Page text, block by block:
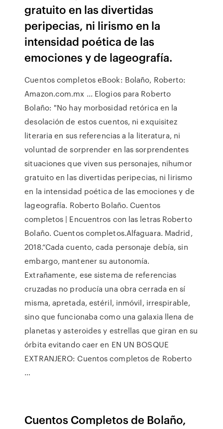
gratuito en las divertidas
peripecias, ni lirismo en la
intensidad poética de las
emociones y de lageografía.
Cuentos completos eBook: Bolaño, Roberto:
Amazon.com.mx ... Elogios para Roberto
Bolaño: "No hay morbosidad retórica en la
desolación de estos cuentos, ni exquisitez
literaria en sus referencias a la literatura, ni
voluntad de sorprender en las sorprendentes
situaciones que viven sus personajes, nihumor
gratuito en las divertidas peripecias, ni lirismo
en la intensidad poética de las emociones y de
lageografía. Roberto Bolaño. Cuentos
completos | Encuentros con las letras Roberto
Bolaño. Cuentos completos.Alfaguara. Madrid,
2018.“Cada cuento, cada personaje debía, sin
embargo, mantener su autonomía.
Extrañamente, ese sistema de referencias
cruzadas no producía una obra cerrada en sí
misma, apretada, estéril, inmóvil, irrespirable,
sino que funcionaba como una galaxia llena de
planetas y asteroides y estrellas que giran en su
órbita evitando caer en EN UN BOSQUE
EXTRANJERO: Cuentos completos de Roberto
…
Cuentos Completos de Bolaño,